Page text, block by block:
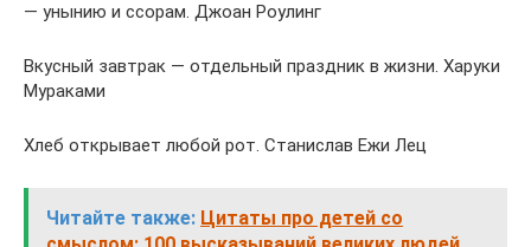
— унынию и ссорам. Джоан Роулинг
Вкусный завтрак — отдельный праздник в жизни. Харуки
Мураками
Хлеб открывает любой рот. Станислав Ежи Лец
Читайте также: Цитаты про детей со